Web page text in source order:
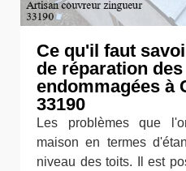
Ce qu'il faut
de réparation
endommagées à
33190
Les problèmes que
maison en termes
niveau des toits. Il est